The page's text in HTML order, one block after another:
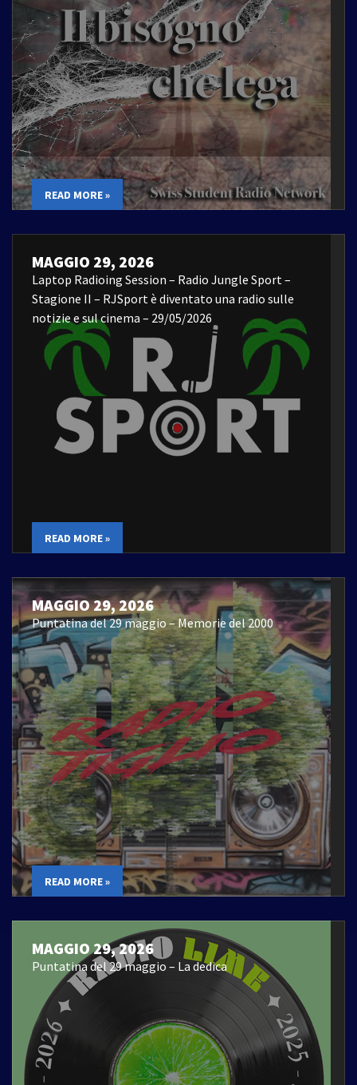
READ MORE »
MAGGIO 29, 2026
Laptop Radioing Session – Radio Jungle Sport –
Stagione II – RJSport è diventato una radio sulle
notizie e sul cinema – 29/05/2026
READ MORE »
MAGGIO 29, 2026
Puntatina del 29 maggio – Memorie del 2000
READ MORE »
MAGGIO 29, 2026
Puntatina del 29 maggio – La dedica